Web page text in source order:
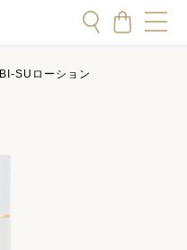
BI-SUローション